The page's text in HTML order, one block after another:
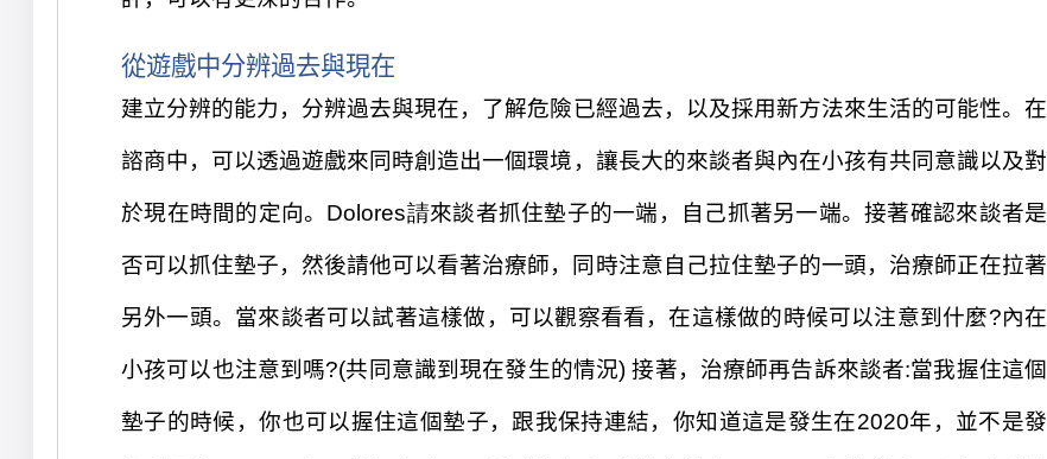
從遊戲中分辨過去與現在
建立分辨的能力，分辨過去與現在，了解危險已經過去，以及採用新方法來生活的可能性。在
諮商中，可以透過遊戲來同時創造出一個環境，讓長大的來談者與內在小孩有共同意識以及對
於現在時間的定向。 Dolores請來談者抓住墊子的一端，自己抓著另一端。接著確認來談者是
否可以抓住墊子，然後請他可以看著治療師，同時注意自己拉住墊子的一頭，治療師正在拉著
另外一頭。 當來談者可以試著這樣做，可以觀察看看，在這樣做的時候可以注意到什麼?內在
小孩可以也注意到嗎?(共同意識到現在發生的情況) 接著，治療師再告訴來談者:當我握住這個
墊子的時候，你也可以握住這個墊子，跟我保持連結，你知道這是發生在2020年，並不是發